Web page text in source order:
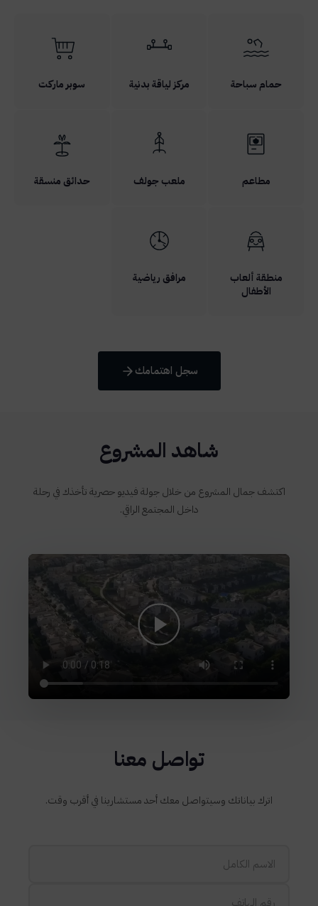
حمام سباحة مركز لياقة بدنية سوبر ماركت
مطاعم ملعب جولف حدائق منسقة
منطقة ألعاب
الأطفال
مرافق رياضية
سجل اهتمامك
شاهد المشروع
اكتشف جمال المشروع من خلال جولة فيديو حصرية تأخذك في رحلة
داخل المجتمع الراقي.
تواصل معنا
اترك بياناتك وسيتواصل معك أحد مستشارينا في أقرب وقت.